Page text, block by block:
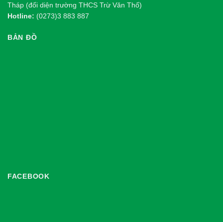
Tháp (đối diện trường THCS Trừ Văn Thố)
Hotline: (0273)3 883 887
BẢN ĐỒ
FACEBOOK